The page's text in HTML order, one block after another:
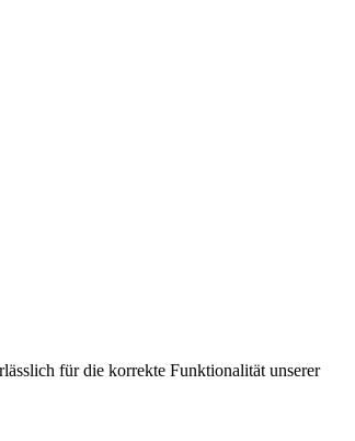
für die korrekte Funktionalität unserer